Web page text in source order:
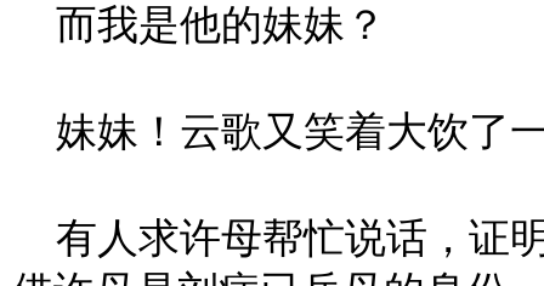
而我是他的妹妹？
妹妹！云歌又笑着大饮了
有人求许母帮忙说话，证